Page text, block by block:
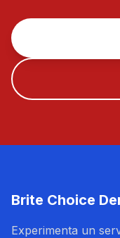
Brite Choice
Experimenta un